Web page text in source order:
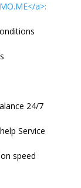
a>:
24/7
Service
speed